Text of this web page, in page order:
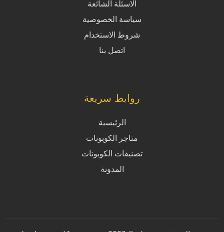
الاسئلة الشائعة
سياسة الخصوصية
شروط الاستخدام
اتصل بنا
روابط سريعة
الرئيسية
متاجر الكوبونات
تصنيفات الكوبونات
المدونة